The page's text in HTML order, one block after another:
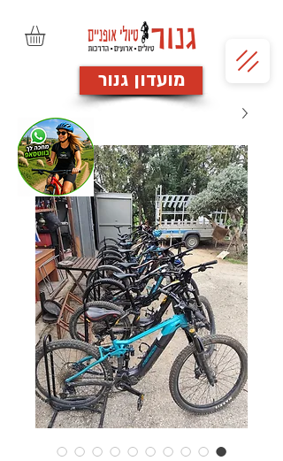
מועדון גנור